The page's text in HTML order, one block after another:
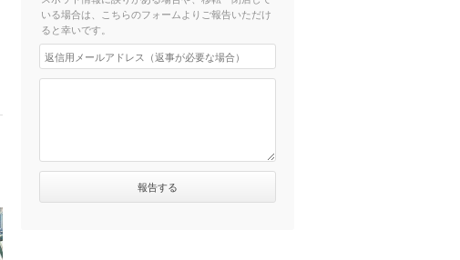
いる場合は、こちらのフォームよりご報告いただけ
ると幸いです。